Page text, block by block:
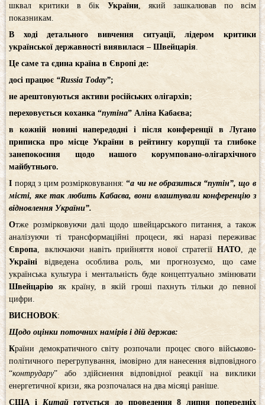
шквал критики в бік України, який зашкалював по всім
показникам.
В ході детального вивчення ситуації, лідером критики
української державності виявилася – Швейцарія
Це саме та єдина країна в Європі де:
досі працює “Russia Tоday”;
не арештовуються активи російських олігархів;
переховується коханка “путіна” Аліна Кабаєва;
в кожній новині напередодні і після конференції в Лугано
приписка про місце України в рейтингу корупції та глибоке
занепокоєння щодо нашого корумповано-олігархічного
майбутнього.
І поряд з цим розмірковування:“а чи не образиться “путін”, що в
місті, яке так любить Кабаєва, вони влаштували конференцію з
відновлення України”.
Отже розмірковуючи далі щодо швейцарського питання, а також
аналізуючи ті трансформаційні процеси, які наразі переживає
Європа , включаючи навіть прийняття нової стратегіїНАТО , де
Українівідведена особлива роль, ми прогнозуємо, що саме
українська культура і ментальність буде концептуально змінювати
Швейцаріюяк країну, в якій гроші пахнуть тільки до певної
цифри.
ВИСНОВОК:
Щодо оцінки поточних намірів і дій держав:
Країни демократичного світу розпочали процес свого військово-
політичного перегрупування, імовірно для нанесення відповідного
“контрудару” або здійснення відповідної реакції на виклики
енергетичної кризи, яка розпочалася на два місяці раніше.
США і Китайготується до проведення 8 липня попередніх